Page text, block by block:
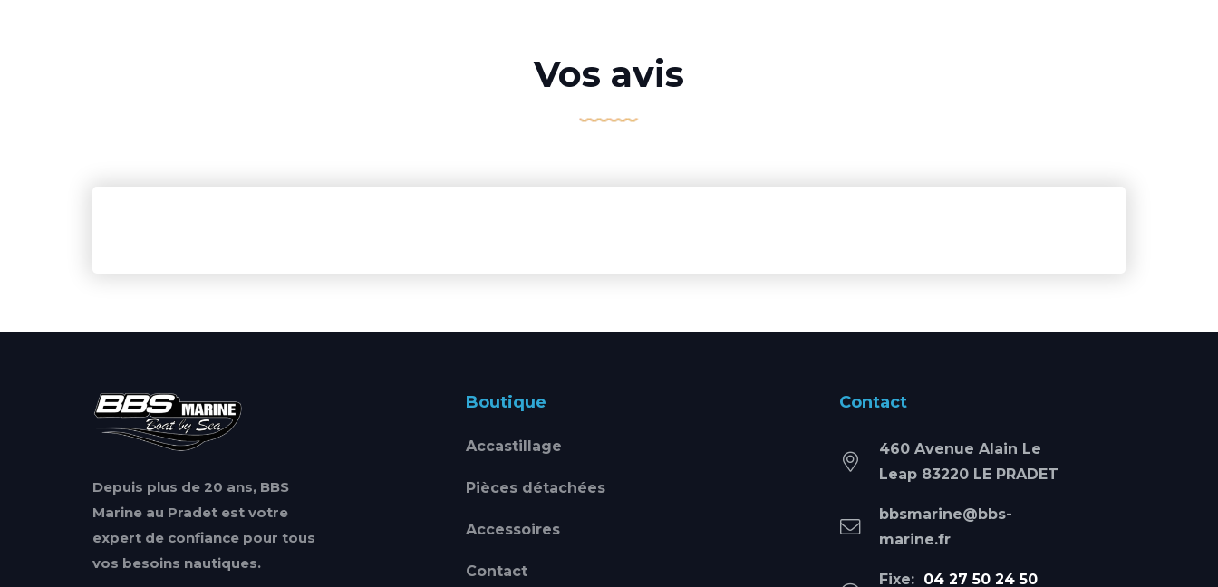
Vos avis
Depuis plus de 20 ans, BBS
Marine au Pradet est votre
expert de confiance pour tous
vos besoins nautiques.
Boutique
Accastillage
Pièces détachées
Accessoires
Contact
Contact
460 Avenue Alain Le
Leap 83220 LE PRADET
bbsmarine@bbs-
marine.fr
Fixe: 04 27 50 24 50